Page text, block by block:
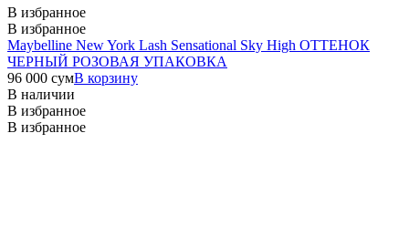
В избранное
В избранное
Maybelline New York Lash Sensational Sky High ОТТЕНОК
ЧЕРНЫЙ РОЗОВАЯ УПАКОВКА
96 000 сумВ корзину
В наличии
В избранное
В избранное